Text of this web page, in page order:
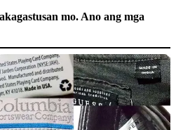
mo. Ano ang mga